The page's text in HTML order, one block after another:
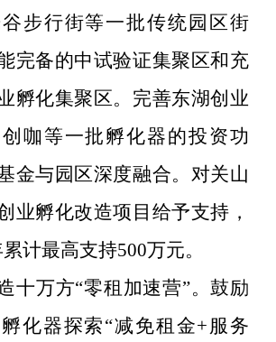
步行街等一批传统园区街
完备的中试验证集聚区和充
孵化集聚区。 完善东湖创业
咖等一批孵化器的投资功
金与园区深度融合。对关山
业孵化改造项目给予支持，
计最高支持500万元。
十万方“零租加速营”。鼓励
孵化器探索“减免租金+ 服务